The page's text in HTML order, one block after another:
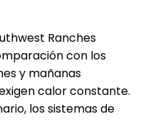
Ranches
con los
y mañanas
calor constante.
los sistemas de